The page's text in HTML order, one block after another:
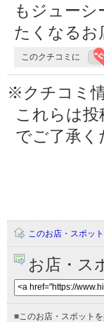
もジュー
たくなるお
このクチコミに
※クチコミ
これらは
でご了承く
このお店・スポッ
お店・ス
■ このお店・スポット